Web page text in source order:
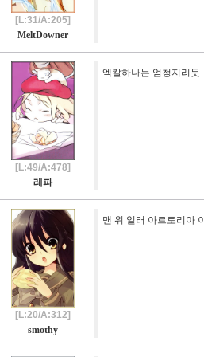
[L:31/A:205]
MeltDowner
[L:49/A:478]
레파
엑칼하나는 엄청지리듯
[L:20/A:312]
smothy
맨 위 일러 아르토리아